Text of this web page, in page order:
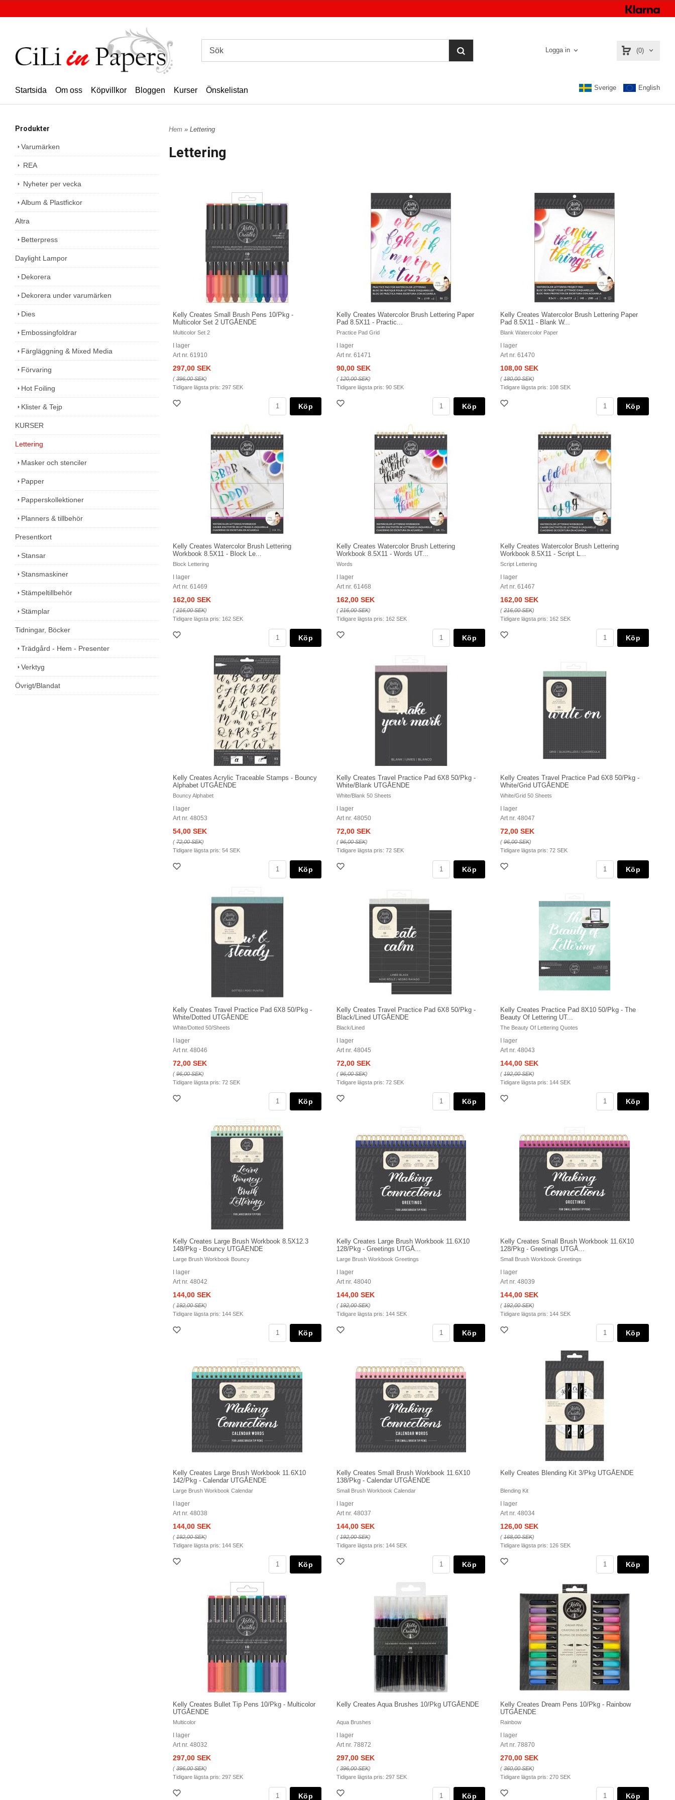
Logga in (0)
Startsida Om oss Köpvillkor Bloggen Kurser Önskelistan Sverige English
Produkter
Varumärken
REA
Nyheter per vecka
Album & Plastfickor
Altra
Betterpress
Daylight Lampor
Dekorera
Dekorera under varumärken
Dies
Embossingfoldrar
Färgläggning & Mixed Media
Förvaring
Hot Foiling
Klister & Tejp
KURSER
Lettering
Masker och stenciler
Papper
Papperskollektioner
Planners & tillbehör
Presentkort
Stansar
Stansmaskiner
Stämpeltillbehör
Stämplar
Tidningar, Böcker
Trädgård - Hem - Presenter
Verktyg
Övrigt/Blandat
Hem » Lettering
Lettering
Kelly Creates Small Brush Pens 10/Pkg -
Multicolor Set 2 UTGÅENDE
Multicolor Set 2
I lager
Art nr. 61910
297,00 SEK
(396,00 SEK)
Tidigare lägsta pris: 297 SEK
Köp
Kelly Creates Watercolor Brush Lettering Paper
Pad 8.5X11 - Practic...
Practice Pad Grid
I lager
Art nr. 61471
90,00 SEK
(120,00 SEK)
Tidigare lägsta pris: 90 SEK
Köp
Kelly Creates Watercolor Brush Lettering Paper
Pad 8.5X11 - Blank W...
Blank Watercolor Paper
I lager
Art nr. 61470
108,00 SEK
(180,00 SEK)
Tidigare lägsta pris: 108 SEK
Köp
Kelly Creates Watercolor Brush Lettering
Workbook 8.5X11 - Block Le...
Block Lettering
I lager
Art nr. 61469
162,00 SEK
(216,00 SEK)
Tidigare lägsta pris: 162 SEK
Köp
Kelly Creates Watercolor Brush Lettering
Workbook 8.5X11 - Words UT...
Words
I lager
Art nr. 61468
162,00 SEK
(216,00 SEK)
Tidigare lägsta pris: 162 SEK
Köp
Kelly Creates Watercolor Brush Lettering
Workbook 8.5X11 - Script L...
Script Lettering
I lager
Art nr. 61467
162,00 SEK
(216,00 SEK)
Tidigare lägsta pris: 162 SEK
Köp
Kelly Creates Acrylic Traceable Stamps - Bouncy
Alphabet UTGÅENDE
Bouncy Alphabet
I lager
Art nr. 48053
54,00 SEK
(72,00 SEK)
Tidigare lägsta pris: 54 SEK
Köp
Kelly Creates Travel Practice Pad 6X8 50/Pkg -
White/Blank UTGÅENDE
White/Blank 50 Sheets
I lager
Art nr. 48050
72,00 SEK
(96,00 SEK)
Tidigare lägsta pris: 72 SEK
Köp
Kelly Creates Travel Practice Pad 6X8 50/Pkg -
White/Grid UTGÅENDE
White/Grid 50 Sheets
I lager
Art nr. 48047
72,00 SEK
(96,00 SEK)
Tidigare lägsta pris: 72 SEK
Köp
Kelly Creates Travel Practice Pad 6X8 50/Pkg -
White/Dotted UTGÅENDE
White/Dotted 50/Sheets
I lager
Art nr. 48046
72,00 SEK
(96,00 SEK)
Tidigare lägsta pris: 72 SEK
Köp
Kelly Creates Travel Practice Pad 6X8 50/Pkg -
Black/Lined UTGÅENDE
Black/Lined
I lager
Art nr. 48045
72,00 SEK
(96,00 SEK)
Tidigare lägsta pris: 72 SEK
Köp
Kelly Creates Practice Pad 8X10 50/Pkg - The
Beauty Of Lettering UT...
The Beauty Of Lettering Quotes
I lager
Art nr. 48043
144,00 SEK
(192,00 SEK)
Tidigare lägsta pris: 144 SEK
Köp
Kelly Creates Large Brush Workbook 8.5X12.3
148/Pkg - Bouncy UTGÅENDE
Large Brush Workbook Bouncy
I lager
Art nr. 48042
144,00 SEK
(192,00 SEK)
Tidigare lägsta pris: 144 SEK
Köp
Kelly Creates Large Brush Workbook 11.6X10
128/Pkg - Greetings UTGÅ...
Large Brush Workbook Greetings
I lager
Art nr. 48040
144,00 SEK
(192,00 SEK)
Tidigare lägsta pris: 144 SEK
Köp
Kelly Creates Small Brush Workbook 11.6X10
128/Pkg - Greetings UTGÅ...
Small Brush Workbook Greetings
I lager
Art nr. 48039
144,00 SEK
(192,00 SEK)
Tidigare lägsta pris: 144 SEK
Köp
Kelly Creates Large Brush Workbook 11.6X10
142/Pkg - Calendar UTGÅENDE
Large Brush Workbook Calendar
I lager
Art nr. 48038
144,00 SEK
(192,00 SEK)
Tidigare lägsta pris: 144 SEK
Köp
Kelly Creates Small Brush Workbook 11.6X10
138/Pkg - Calendar UTGÅENDE
Small Brush Workbook Calendar
I lager
Art nr. 48037
144,00 SEK
(192,00 SEK)
Tidigare lägsta pris: 144 SEK
Köp
Kelly Creates Blending Kit 3/Pkg UTGÅENDE
Blending Kit
I lager
Art nr. 48034
126,00 SEK
(168,00 SEK)
Tidigare lägsta pris: 126 SEK
Köp
Kelly Creates Bullet Tip Pens 10/Pkg - Multicolor
UTGÅENDE
Multicolor
I lager
Art nr. 48032
297,00 SEK
(396,00 SEK)
Tidigare lägsta pris: 297 SEK
Köp
Kelly Creates Aqua Brushes 10/Pkg UTGÅENDE
Aqua Brushes
I lager
Art nr. 78872
297,00 SEK
(396,00 SEK)
Tidigare lägsta pris: 297 SEK
Köp
Kelly Creates Dream Pens 10/Pkg - Rainbow
UTGÅENDE
Rainbow
I lager
Art nr. 78870
270,00 SEK
(360,00 SEK)
Tidigare lägsta pris: 270 SEK
Köp